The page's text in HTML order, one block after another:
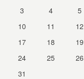
3
4 5
10
11 12
17
18 19
24
25 26
31